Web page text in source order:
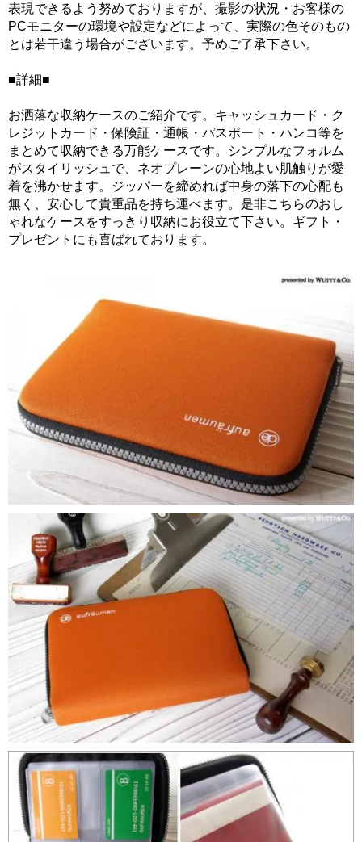
表現できるよう努めておりますが、撮影の状況・お客様の
PCモニターの環境や設定などによって、実際の色そのもの
とは若干違う場合がございます。予めご了承下さい。
■詳細■
お洒落な収納ケースのご紹介です。キャッシュカード・ク
レジットカード・保険証・通帳・パスポート・ハンコ等を
まとめて収納できる万能ケースです。シンプルなフォルム
がスタイリッシュで、ネオプレーンの心地よい肌触りが愛
着を沸かせます。ジッパーを締めれば中身の落下の心配も
無く、安心して貴重品を持ち運べます。是非こちらのおし
ゃれなケースをすっきり収納にお役立て下さい。ギフト・
プレゼントにも喜ばれております。